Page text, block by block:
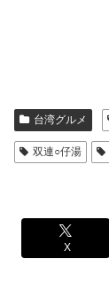
台湾グルメ
双連○仔湯
X